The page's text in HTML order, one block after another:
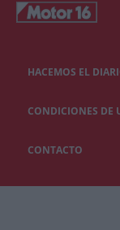
HACEMOS EL
CONDICIONES DE
CONTACTO